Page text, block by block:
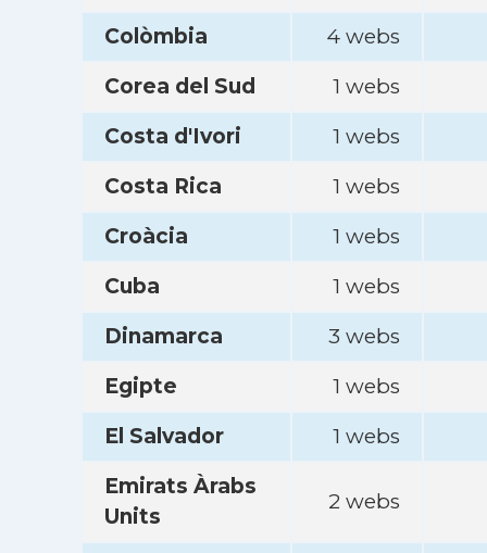
Colòmbia
4 webs
Corea del Sud
1 webs
Costa d'Ivori
1 webs
Costa Rica
1 webs
Croàcia
1 webs
Cuba
1 webs
Dinamarca
3 webs
Egipte
1 webs
El Salvador
1 webs
Emirats Àrabs
Units
2 webs